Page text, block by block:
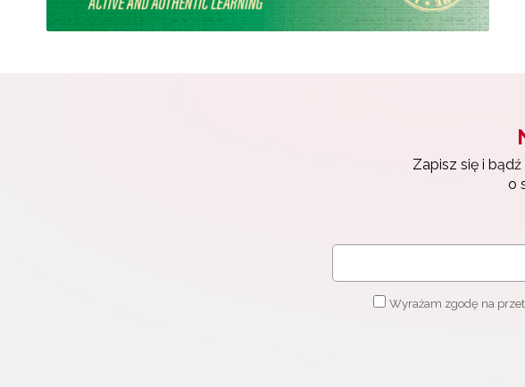
Zapisz się i
o
Wyrażam zgodę na
Newsletter
Wyrażam zgodę na
Zapisuję się